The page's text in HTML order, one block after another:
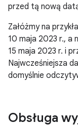
przed tą nową
Załóżmy na
10 maja 2023 r., a
15 maja 2023 r. i
Najwcześniejsza
domyślnie
Obsługa